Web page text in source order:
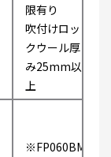
限有り
吹付けロッ
クウール厚
み25mm以
上
※FP060BM-